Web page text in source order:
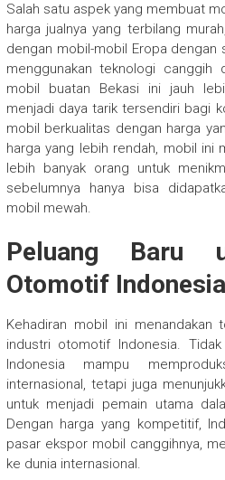
Salah satu aspek yang membuat
harga jualnya yang terbilang
dengan mobil-mobil Eropa dengan
menggunakan teknologi canggih
mobil buatan Bekasi ini jauh
menjadi daya tarik tersendiri bagi
mobil berkualitas dengan harga
harga yang lebih rendah, mobil ini
lebih banyak orang untuk
sebelumnya hanya bisa
mobil mewah.
Peluang Baru
Otomotif Indonesia
Kehadiran mobil ini menandakan
industri otomotif Indonesia.
Indonesia mampu
internasional, tetapi juga
untuk menjadi pemain utama
Dengan harga yang kompetitif,
pasar ekspor mobil canggihnya,
ke dunia internasional.